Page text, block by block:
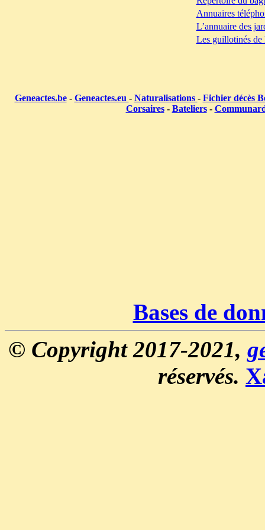
Annuaires
L’annuaire des
Les guillotinés de
Geneactes.be- Geneactes.eu - Naturalisations - Fichier décès
Corsaires- Bateliers-
Bases de
© Copyright 2017-2021,
réservés.